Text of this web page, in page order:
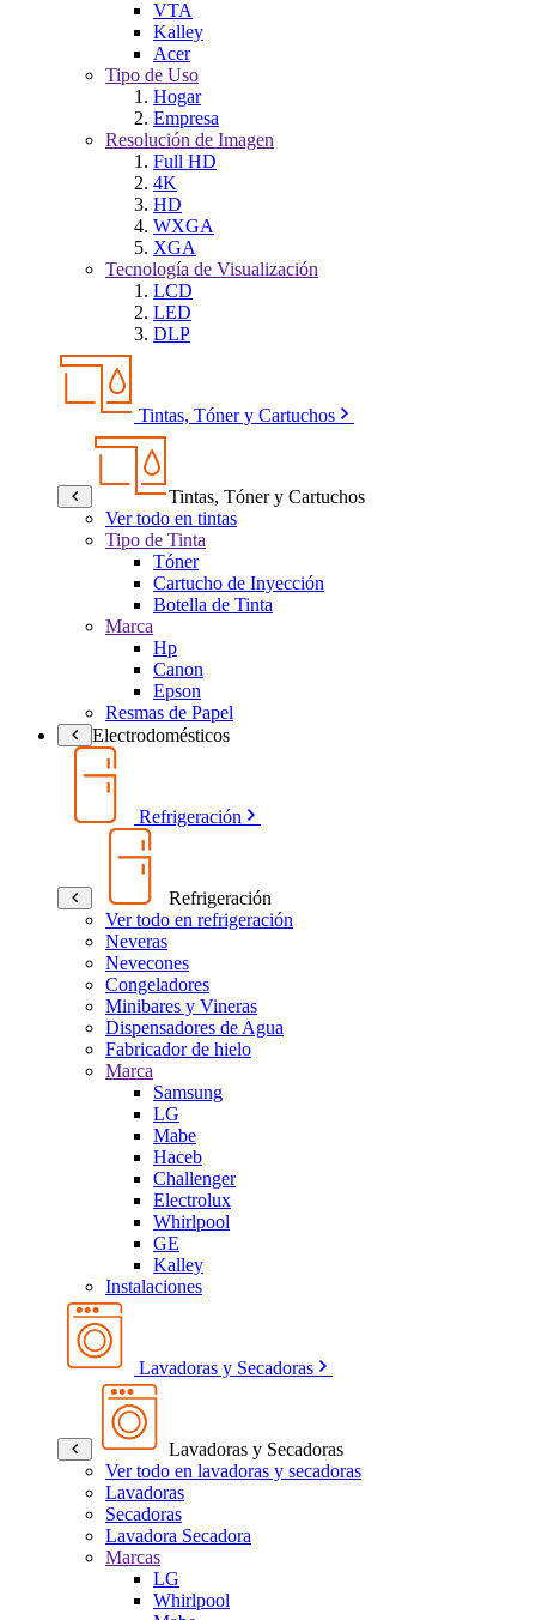
VTA
Kalley
Acer
Tipo de Uso
Hogar
Empresa
Resolución de Imagen
Full HD
4K
HD
WXGA
XGA
Tecnología de Visualización
LCD
LED
DLP
Tintas, Tóner y Cartuchos
Tintas, Tóner y Cartuchos
Ver todo en tintas
Tipo de Tinta
Tóner
Cartucho de Inyección
Botella de Tinta
Marca
Hp
Canon
Epson
Resmas de Papel
Electrodomésticos
Refrigeración
Refrigeración
Ver todo en refrigeración
Neveras
Nevecones
Congeladores
Minibares y Vineras
Dispensadores de Agua
Fabricador de hielo
Marca
Samsung
LG
Mabe
Haceb
Challenger
Electrolux
Whirlpool
GE
Kalley
Instalaciones
Lavadoras y Secadoras
Lavadoras y Secadoras
Ver todo en lavadoras y secadoras
Lavadoras
Secadoras
Lavadora Secadora
Marcas
LG
Whirlpool